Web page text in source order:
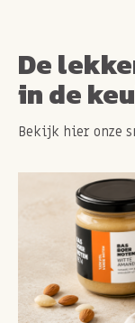
De
in de
Bekijk hier onze